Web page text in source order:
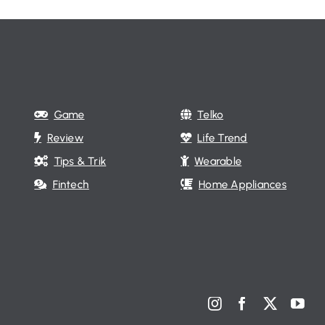
Game
Review
Tips & Trik
Fintech
Telko
Life Trend
Wearable
Home Appliances